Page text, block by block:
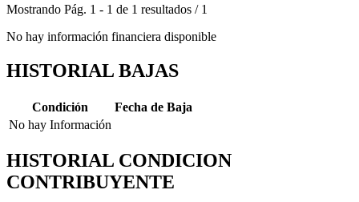
Mostrando Pág. 1 - 1 de 1 resultados / 1
No hay información financiera disponible
HISTORIAL BAJAS
Condición
Fecha de Baja
No hay Información
HISTORIAL CONDICION
CONTRIBUYENTE